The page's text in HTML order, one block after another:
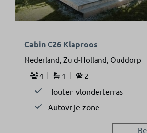
Cabin C26 Klaproos
Nederland, Zuid-Holland, Ouddorp
4
1 2
Houten vlonderterras
Autovrije zone